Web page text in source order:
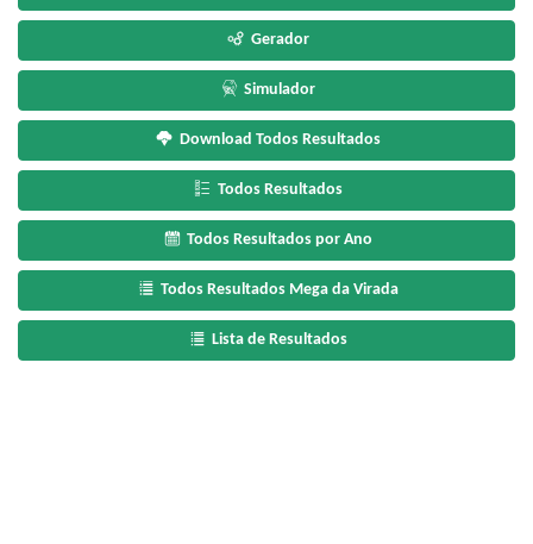
Gerador
Simulador
Download Todos Resultados
Todos Resultados
Todos Resultados por Ano
Todos Resultados Mega da Virada
Lista de Resultados